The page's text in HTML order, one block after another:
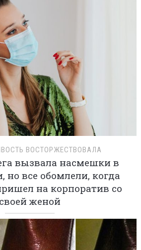
ВОСТОРЖЕСТВОВАЛА
вызвала насмешки в
но все обомлели, когда
на корпоратив со
своей женой